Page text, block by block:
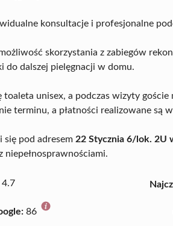
konsultacje i profesjonalne
skorzystania z zabiegów
do dalszej pielęgnacji w domu.
toaleta unisex, a podczas wizyty
terminu, a płatności realizowane są
się pod adresem 22 Stycznia 6/lok. 2U
niepełnosprawnościami.
4.7
86